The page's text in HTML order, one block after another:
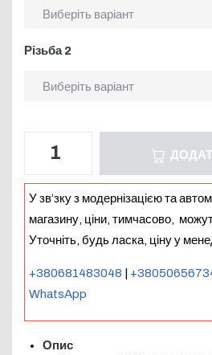
Різьба 2
У зв’зку з модернізацією та
магазину, ціни, тимчасово,
Уточніть, будь ласка, ціну у
+380681483048
WhatsApp
Опис